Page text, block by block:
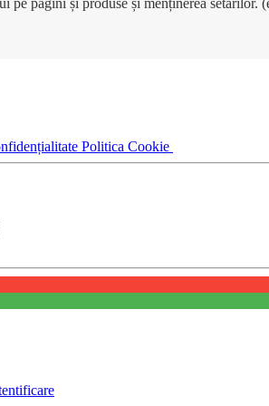
pe pagini și produse și menținerea
Politica Cookie